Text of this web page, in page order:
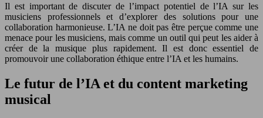
Il est important de discuter de l’impact potentiel de l’IA sur les
musiciens professionnels et d’explorer des solutions pour une
collaboration harmonieuse. L’IA ne doit pas être perçue comme une
menace pour les musiciens, mais comme un outil qui peut les aider à
créer de la musique plus rapidement. Il est donc essentiel de
promouvoir une collaboration éthique entre l’IA et les humains.
Le futur de l’IA et du content marketing
musical